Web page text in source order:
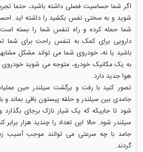
اگر شما حساسیت فصلی داشته باشید، حتما
شوید و به سختی نفس بکشید را داشته اید.
شما حمله کرده و راه تنفس شما را بسته است.
دارویی برای کمک به تنفس راحت برای شما
باشید یا نه، خودروی شما می تواند مشکل
به یک مکانیک خودرو، متوجه می شوید خودروی
هوا جدید دارد.
تصور کنید با رفت و برگشت سیلندر حین
جامدی بین سیلندر و حلقه پیستون باقی بماند
شود تا جاییکه که یک شیار نازک برجای
سیلندر شود. حالا این تعداد را چندید هزار
جامد با چه سرعتی می توانند موجب آسیب
گردند.